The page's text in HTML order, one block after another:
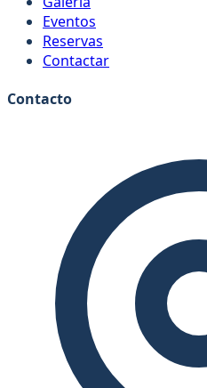
Eventos
Reservas
Contactar
Contacto